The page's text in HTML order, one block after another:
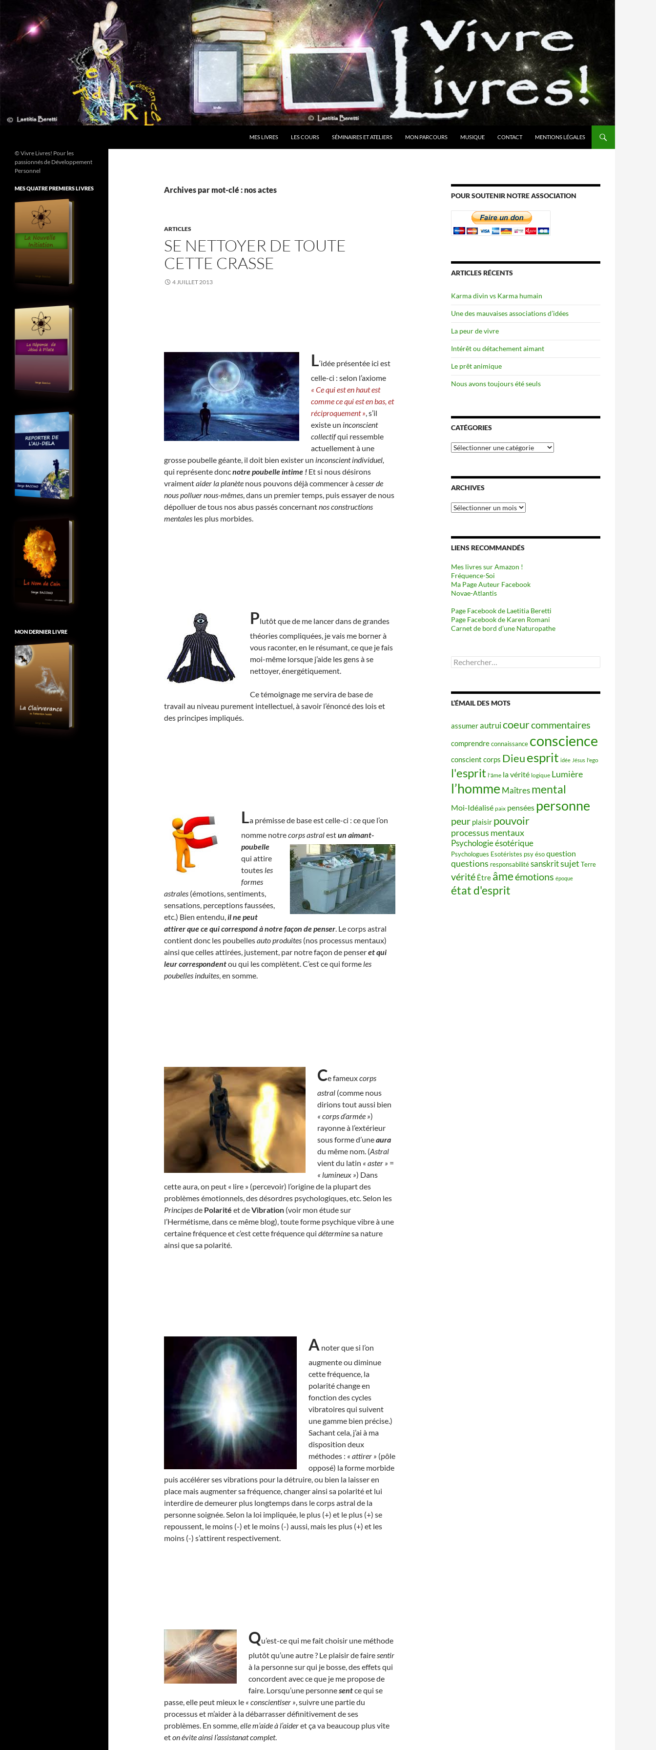
contenu
MES LIVRES LES COURS SÉMINAIRES ET ATELIERS MON PARCOURS MUSIQUE CONTACT MENTIONS LÉGALES
Archives par mot-clé : nos actes
ARTICLES
SE NETTOYER DE TOUTE
CETTE CRASSE
4 JUILLET 2013
L‘idée présentée ici est
celle-ci : selon l’axiome
« Ce qui est en haut est
comme ce qui est en bas, et
réciproquement », s’il
existe un inconscient
collectifqui ressemble
actuellement à une
grosse poubelle géante, il doit bien exister un inconscient individuel,
qui représente doncnotre poubelle intime ! Et si nous désirons
vraimentaider la planète nous pouvons déjà commencer àcesser de
nous polluer nous-mêmes, dans un premier temps, puis essayer de nous
dépolluer de tous nos abus passés concernantnos constructions
mentales les plus morbides.
Plutôt que de me lancer dans de grandes
théories compliquées, je vais me borner à
vous raconter, en le résumant, ce que je fais
moi-même lorsque j’aide les gens à se
nettoyer, énergétiquement.
Ce témoignage me servira de base de
travail au niveau purement intellectuel, à savoir l’énoncé des lois et
des principes impliqués.
La prémisse de base est celle-ci : ce que l’on
nomme notrecorps astralestun aimant-
poubelle
qui attire
toutes les
formes
astrales (émotions, sentiments,
sensations, perceptions faussées,
etc.) Bien entendu,il ne peut
attirer que ce qui correspond à notre façon de penser. Le corps astral
contient donc les poubellesauto produites (nos processus mentaux)
ainsi que celles attirées, justement, par notre façon de penseret qui
leur correspondentou qui les complètent. C’est ce qui forme les
poubelles induites, en somme.
Ce fameuxcorps
astral (comme nous
dirions tout aussi bien
« corps d’armée »)
rayonne à l’extérieur
sous forme d’uneaura
du même nom. (Astral
vient du latin « aster » =
« lumineux ») Dans
cette aura, on peut « lire » (percevoir) l’origine de la plupart des
problèmes émotionnels, des désordres psychologiques, etc. Selon les
Principesde Polarité et deVibration (voir mon étude sur
l’Hermétisme, dans ce même blog), toute forme psychique vibre à une
certaine fréquence et c’est cette fréquence qui déterminesa nature
ainsi que sa polarité.
A noter que si l’on
augmente ou diminue
cette fréquence, la
polarité change en
fonction des cycles
vibratoires qui suivent
une gamme bien précise.)
Sachant cela, j’ai à ma
disposition deux
méthodes : « attirer » (pôle
opposé) la forme morbide
puis accélérer ses vibrations pour la détruire, ou bien la laisser en
place mais augmenter sa fréquence, changer ainsi sa polarité et lui
interdire de demeurer plus longtemps dans le corps astral de la
personne soignée. Selon la loi impliquée, le plus (+) et le plus (+) se
repoussent, le moins (-) et le moins (-) aussi, mais les plus (+) et les
moins (-) s’attirent respectivement.
Qu’est-ce qui me fait choisir une méthode
plutôt qu’une autre ? Le plaisir de fairesentir
à la personne sur qui je bosse, des effets qui
concordent avec ce que je me propose de
faire. Lorsqu’une personnesentce qui se
passe, elle peut mieux le « conscientiser », suivre une partie du
processus et m’aider à la débarrasser définitivement de ses
problèmes. En somme,elle m’aide à l’aideret ça va beaucoup plus vite
eton évite ainsi l’assistanat complet.
POUR SOUTENIR NOTRE ASSOCIATION
ARTICLES RÉCENTS
Karma divin vs Karma humain
Une des mauvaises associations d’idées
La peur de vivre
Intérêt ou détachement aimant
Le prêt animique
Nous avons toujours été seuls
CATÉGORIES
Catégories
ARCHIVES
Archives
LIENS RECOMMANDÉS
Mes livres sur Amazon !
Fréquence-Soi
Ma Page Auteur Facebook
Novae-Atlantis
Page Facebook de Laetitia Beretti
Page Facebook de Karen Romani
Carnet de bord d’une Naturopathe
Rechercher :
L’ÉMAIL DES MOTS
assumerautruicoeurcommentaires
comprendreconnaissance conscience
conscient corps Dieuesprit idée Jésus l'ego
l'esprit l'âme la vérité logique Lumière
l’homme Maîtres mental
Moi-Idéalisé paix pensées personne
peur plaisir pouvoir
processus mentaux
Psychologie ésotérique
Psychologues Esotéristes psy ésoquestion
questions responsabilitésanskritsujet Terre
vérité Être âmeémotions époque
état d'esprit
© Vivre Livres! Pour les
passionnés de Développement
Personnel
MES QUATRE PREMIERS LIVRES
MON DERNIER LIVRE